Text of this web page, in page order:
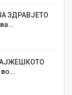
ЗДРАВЈЕТО